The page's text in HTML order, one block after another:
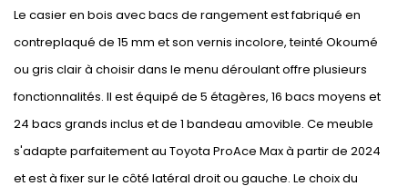
Le casier en bois avec bacs de rangement est fabriqué en
contreplaqué de 15 mm et son vernis incolore, teinté Okoumé
ou gris clair à choisir dans le menu déroulant offre plusieurs
fonctionnalités. Il est équipé de 5 étagères, 16 bacs moyens et
24 bacs grands inclus et de 1 bandeau amovible. Ce meuble
s'adapte parfaitement au Toyota ProAce Max à partir de 2024
et est à fixer sur le côté latéral droit ou gauche. Le choix du